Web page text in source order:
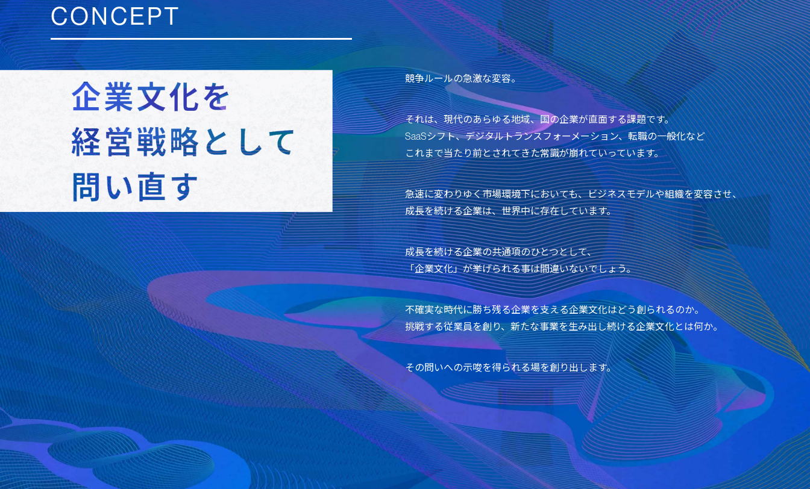
CONCEPT
競争ルールの急激な変容。
それは、現代のあらゆる地域、国の企業が直面する課題です。
SaaSシフト、デジタルトランスフォーメーション、転職の一般化など
これまで当たり前とされてきた常識が崩れていっています。
急速に変わりゆく市場環境下においても、ビジネスモデルや組織を変容させ、
成長を続ける企業は、世界中に存在しています。
成長を続ける企業の共通項のひとつとして、
「企業文化」が挙げられる事は間違いないでしょう。
不確実な時代に勝ち残る企業を支える企業文化はどう創られるのか。
挑戦する従業員を創り、新たな事業を生み出し続ける企業文化とは何か。
その問いへの示唆を得られる場を創り出します。